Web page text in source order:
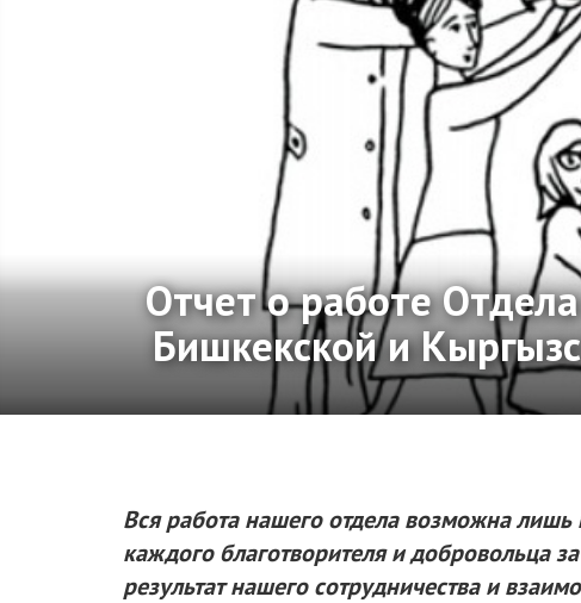
Отчет о работе
Бишкекской и
Вся работа нашего отдела возможна
каждого благотворителя и добровольца
результат нашего сотрудничества и